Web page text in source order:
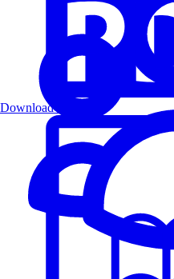
Download PDF